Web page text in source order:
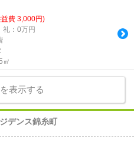
費 3,000円)
礼：0万円
㎡
表示する
デンス錦糸町